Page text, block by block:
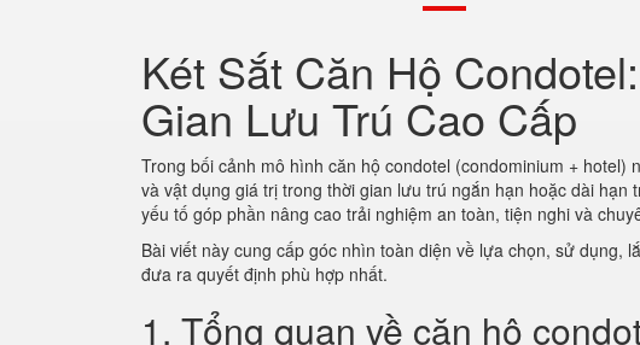
Két Sắt Căn Hộ
Gian Lưu Trú Cao Cấp
Trong bối cảnh mô hình căn hộ condotel (condominium +
và vật dụng giá trị trong thời gian lưu trú ngắn hạn hoặc dài
yếu tố góp phần nâng cao trải nghiệm an toàn, tiện nghi và
Bài viết này cung cấp góc nhìn toàn diện về lựa chọn, sử
đưa ra quyết định phù hợp nhất.
1. Tổng quan về căn hộ